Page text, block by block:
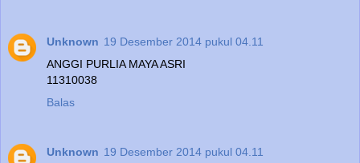
Unknown 19 Desember 2014 pukul 04.11
ANGGI PURLIA MAYA ASRI
11310038
Balas
Unknown 19 Desember 2014 pukul 04.11